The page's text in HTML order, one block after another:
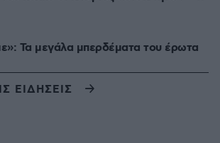
Τα μεγάλα μπερδέματα του έρωτα
ΕΙΔΗΣΕΙΣ